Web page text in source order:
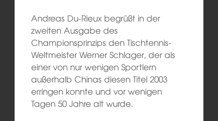
Andreas Du-Rieux begrüßt in der
zweiten Ausgabe des
Championsprinzips den Tischtennis-
Weltmeister Werner Schlager, der als
einer von nur wenigen Sportlern
außerhalb Chinas diesen Titel 2003
erringen konnte und vor wenigen
Tagen 50 Jahre alt wurde.